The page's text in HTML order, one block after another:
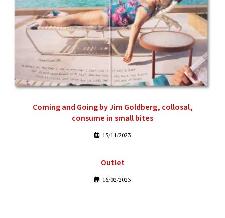
Coming and Going by Jim Goldberg, collosal,
consume in small bites
15/11/2023
Outlet
16/02/2023